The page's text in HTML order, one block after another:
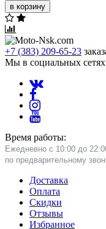
в корзину
+7 (383) 209-65-23
Мы в социальных
Время работы:
Ежедневно с 10:00 до
​по предварительному
Доставка
Оплата
Скидки
Отзывы
Избранное